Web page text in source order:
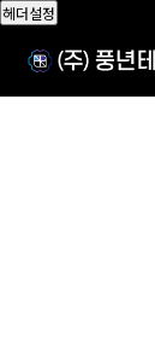
헤더설정